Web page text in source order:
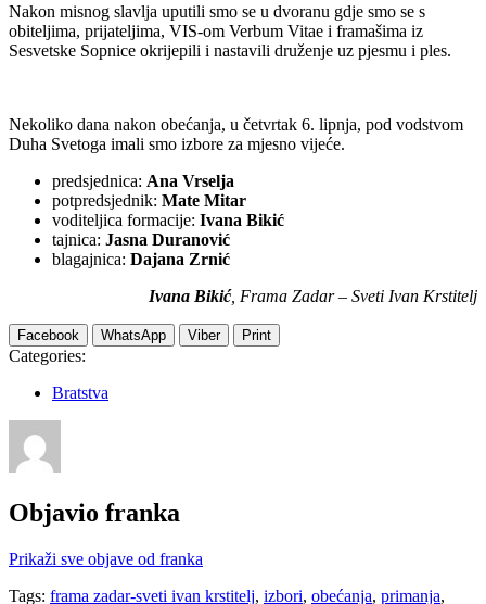
Nakon misnog slavlja uputili smo se u dvoranu gdje smo se s
obiteljima, prijateljima, VIS-om Verbum Vitae i framašima iz
Sesvetske Sopnice okrijepili i nastavili druženje uz pjesmu i ples.
Nekoliko dana nakon obećanja, u četvrtak 6. lipnja, pod vodstvom
Duha Svetoga imali smo izbore za mjesno vijeće.
predsjednica: Ana Vrselja
potpredsjednik: Mate Mitar
voditeljica formacije: Ivana Bikić
tajnica: Jasna Duranović
blagajnica: Dajana Zrnić
Ivana Bikić, Frama Zadar – Sveti Ivan Krstitelj
Facebook WhatsApp Viber Print
Categories:
Bratstva
Objavio franka
Prikaži sve objave od franka
Tags: frama zadar-sveti ivan krstitelj, izbori, obećanja, primanja,